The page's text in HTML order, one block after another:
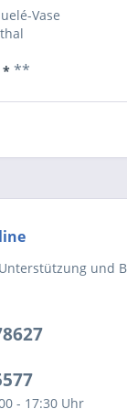
Vase
* **
und
- 17:30 Uhr